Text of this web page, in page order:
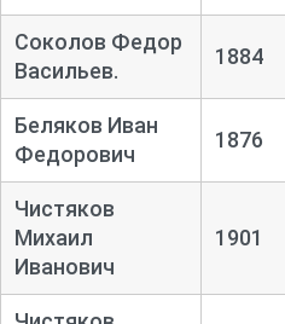
Соколов Федор
Васильев.
1884
Беляков Иван
Федорович
1876
Чистяков
Михаил
Иванович
1901